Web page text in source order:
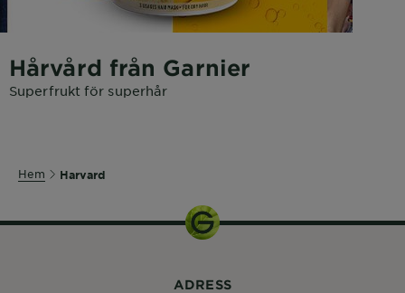
Hårvård från Garnier
Superfrukt för superhår
Hem Harvard
ADRESS